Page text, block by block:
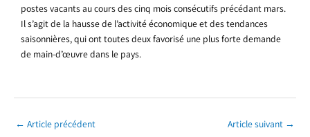
postes vacants au cours des cinq mois consécutifs précédant mars.
Il s’agit de la hausse de l’activité économique et des tendances
saisonnières, qui ont toutes deux favorisé une plus forte demande
de main-d’œuvre dans le pays.
← Article précédent Article suivant →